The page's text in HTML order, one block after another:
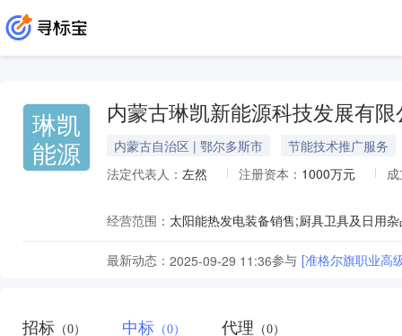
琳凯
能源
内蒙古琳凯新能源科技发展有限
内蒙古自治区 | 鄂尔多斯市
节能技术推广服务
法定代表人： 左然 注册资本： 1000万元
经营范围：
最新动态： 2025-09-29 11:36参与 [准格尔旗职业高
招标 （0） 中标 （0） 代理 （0）